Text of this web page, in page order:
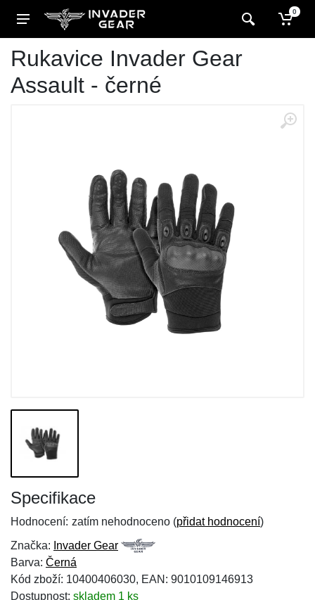
0
Rukavice Invader Gear
Assault - černé
Specifikace
Hodnocení: zatím nehodnoceno (přidat hodnocení)
Značka: Invader Gear
Barva: Černá
Kód zboží: 10400406030, EAN: 9010109146913
Dostupnost: skladem 1 ks